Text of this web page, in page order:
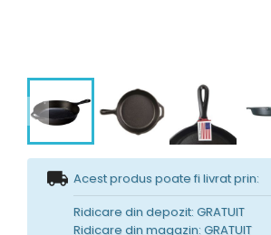
Acest produs poate fi livrat prin:
Ridicare din depozit: GRATUIT
Ridicare din magazin: GRATUIT